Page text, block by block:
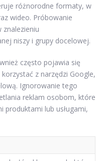
różnorodne formaty, w
wideo. Próbowanie
niszy i grupy docelowej.
często pojawia się
z narzędzi Google,
Ignorowanie tego
reklam osobom, które
produktami lub usługami,